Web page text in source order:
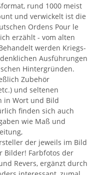
rund 1000 meist
und verwickelt ist die
Ordens Pour le
erzählt - vom alten
werden Kriegs-
Ausführungen
Hintergründen.
Zubehör
und seltenen
in Wort und Bild
finden sich auch
wie Maß und
der jeweils im Bild
Bilder! Farbfotos der
Revers, ergänzt durch